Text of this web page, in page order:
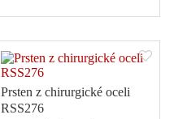
Prsten z chirurgické oceli
RSS276